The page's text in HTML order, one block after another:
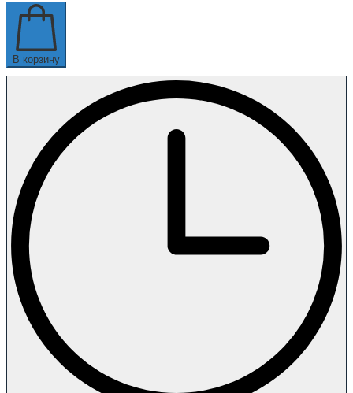
В корзину